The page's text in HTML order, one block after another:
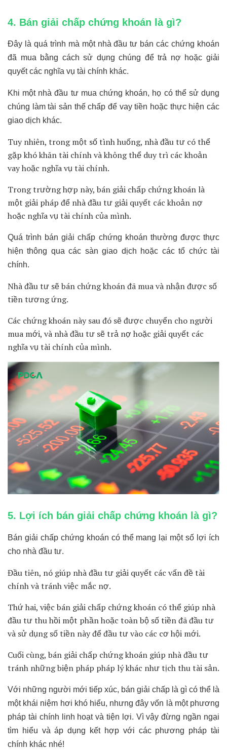
4. Bán giải chấp chứng khoán là gì?
Đây là quá trình mà một nhà đầu tư bán các chứng khoán
đã mua bằng cách sử dụng chúng để trả nợ hoặc giải
quyết các nghĩa vụ tài chính khác.
Khi một nhà đầu tư mua chứng khoán, họ có thể sử dụng
chúng làm tài sản thế chấp để vay tiền hoặc thực hiện các
giao dịch khác.
Tuy nhiên, trong một số tình huống, nhà đầu tư có thể
gặp khó khăn tài chính và không thể duy trì các khoản
vay hoặc nghĩa vụ tài chính.
Trong trường hợp này, bán giải chấp chứng khoán là
một giải pháp để nhà đầu tư giải quyết các khoản nợ
hoặc nghĩa vụ tài chính của mình.
Quá trình bán giải chấp chứng khoán thường được thực
hiện thông qua các sàn giao dịch hoặc các tổ chức tài
chính.
Nhà đầu tư sẽ bán chứng khoán đã mua và nhận được số
tiền tương ứng.
Các chứng khoán này sau đó sẽ được chuyển cho người
mua mới, và nhà đầu tư sẽ trả nợ hoặc giải quyết các
nghĩa vụ tài chính của mình.
5. Lợi ích bán giải chấp chứng khoán là gì?
Bán giải chấp chứng khoán có thể mang lại một số lợi ích
cho nhà đầu tư.
Đầu tiên, nó giúp nhà đầu tư giải quyết các vấn đề tài
chính và tránh việc mắc nợ.
Thứ hai, việc bán giải chấp chứng khoán có thể giúp nhà
đầu tư thu hồi một phần hoặc toàn bộ số tiền đã đầu tư
và sử dụng số tiền này để đầu tư vào các cơ hội mới.
Cuối cùng, bán giải chấp chứng khoán giúp nhà đầu tư
tránh những biện pháp pháp lý khác như tịch thu tài sản.
Với những người mới tiếp xúc, bán giải chấp là gì có thể là
một khái niệm hơi khó hiểu, nhưng đây vốn là một phương
pháp tài chính linh hoạt và tiện lợi. Vì vậy đừng ngần ngại
tìm hiểu và áp dụng kết hợp với các phương pháp tài
chính khác nhé!